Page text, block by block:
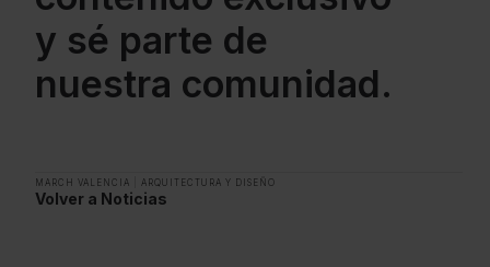
y sé parte de
nuestra comunidad.
MARCH VALENCIA ARQUITECTURA Y DISEÑO
Volver a Noticias